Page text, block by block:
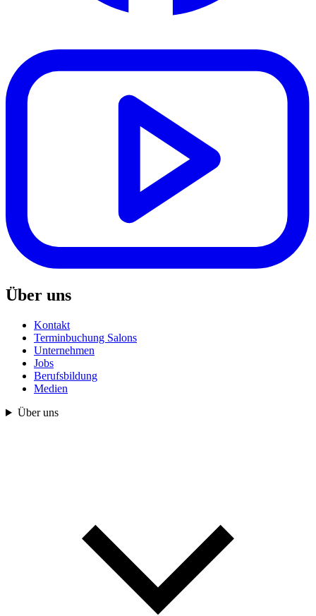
Über uns
Kontakt
Terminbuchung Salons
Unternehmen
Jobs
Berufsbildung
Medien
Über uns